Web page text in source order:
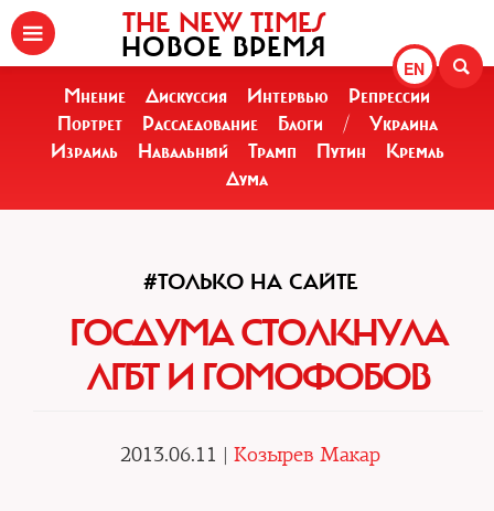
EN
THE NEW TIMES
НОВОЕ ВРЕМЯ
Мнение Дискуссия Интервью
Репрессии
Портрет
Расследование Блоги /
Украина
Израиль
Навальный Трамп Путин
Кремль
Дума
#ТОЛЬКО НА САЙТЕ
ГОСДУМА СТОЛКНУЛА
ЛГБТ И ГОМОФОБОВ
2013.06.11 | Козырев Макар